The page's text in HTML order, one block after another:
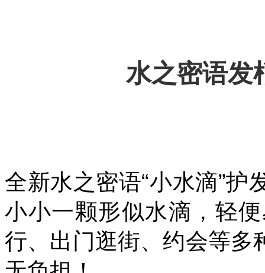
水之密语发
全新水之密语“小水滴”
小小一颗形似水滴，轻
行、出门逛街、约会等多